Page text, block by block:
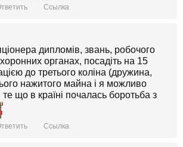
Ссылка
дипломів, звань, робочого
органах, посадіть на 15
до третього коліна (дружина,
нажитого майна і я можливо
те що в країні почалась боротьба з
Ссылка